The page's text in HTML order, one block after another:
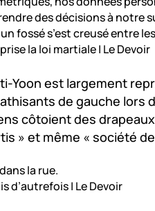
des décisions à notre
fossé s’est creusé entre
la loi martiale | Le Devoir
Yoon est largement
de gauche lors
côtoient des
» et même « société
la rue.
d’autrefois | Le Devoir